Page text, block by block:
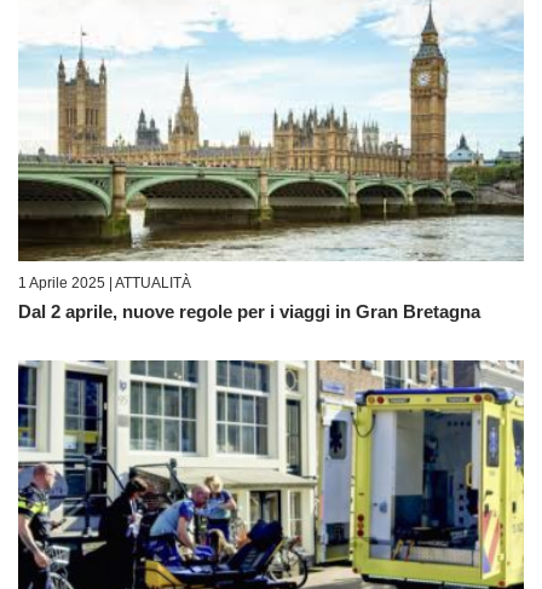
1 Aprile 2025 | ATTUALITÀ
Dal 2 aprile, nuove regole per i viaggi in Gran Bretagna